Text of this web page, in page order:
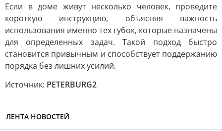
Если в доме живут несколько человек, проведите
короткую инструкцию, объясняя важность
использования именно тех губок, которые назначены
для определенных задач. Такой подход быстро
становится привычным и способствует поддержанию
порядка без лишних усилий.
Источник: PETERBURG2
ЛЕНТА НОВОСТЕЙ